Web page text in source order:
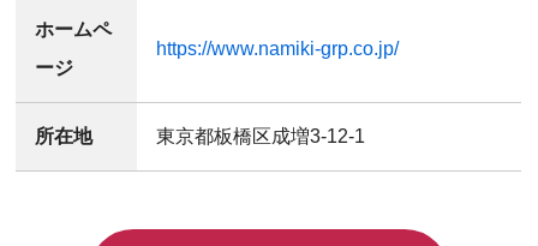
ホームペ
ージ
https://www.namiki-grp.co.jp/
所在地 東京都板橋区成増3-12-1